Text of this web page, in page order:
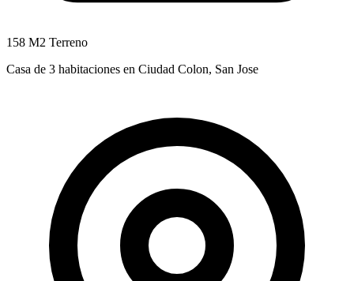
158 M2 Terreno
Casa de 3 habitaciones en Ciudad Colon, San Jose